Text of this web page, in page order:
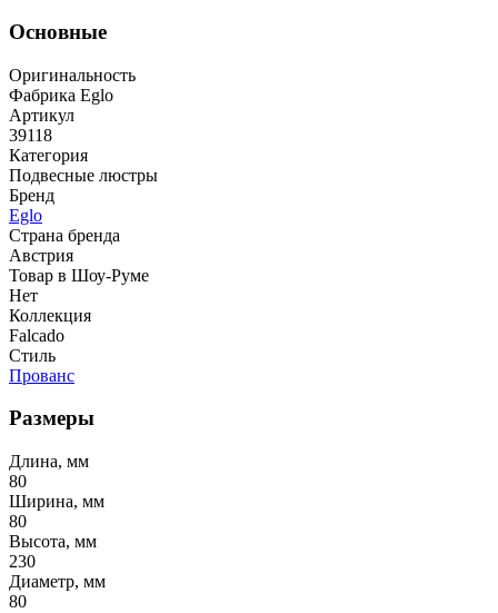
Основные
Оригинальность
Фабрика Eglo
Артикул
39118
Категория
Подвесные люстры
Бренд
Eglo
Страна бренда
Австрия
Товар в Шоу-Руме
Нет
Коллекция
Falcado
Стиль
Прованс
Размеры
Длина, мм
80
Ширина, мм
80
Высота, мм
230
Диаметр, мм
80